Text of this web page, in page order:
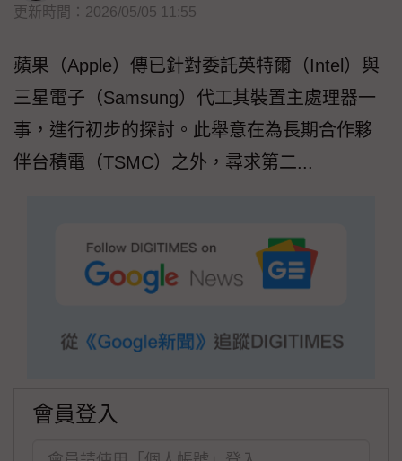
更新時間：2026/05/05 11:55
蘋果（Apple）傳已針對委託英特爾（Intel）與
三星電子（Samsung）代工其裝置主處理器一
事，進行初步的探討。此舉意在為長期合作夥
伴台積電（TSMC）之外，尋求第二...
會員登入